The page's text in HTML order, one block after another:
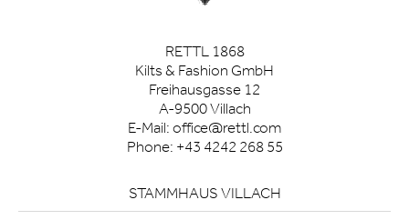
RETTL 1868
Kilts & Fashion GmbH
Freihausgasse 12
A-9500 Villach
E-Mail: office@rettl.com
Phone: +43 4242 268 55
STAMMHAUS VILLACH